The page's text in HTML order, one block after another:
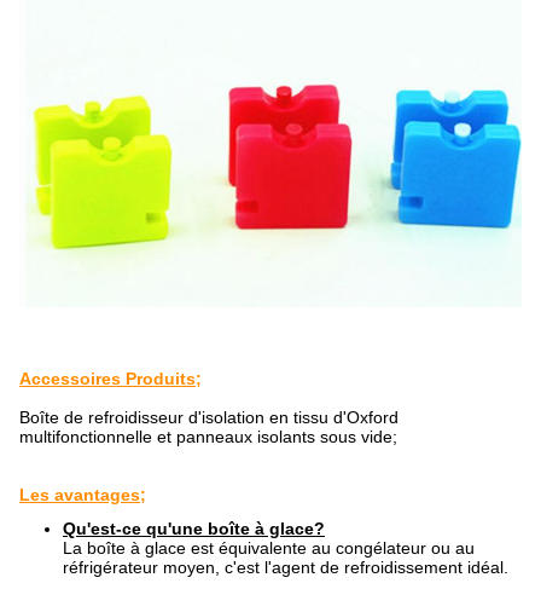
Accessoires Produits;
Boîte de refroidisseur d'isolation en tissu d'Oxford
multifonctionnelle et panneaux isolants sous vide;
Les avantages;
Qu'est-ce qu'une boîte à glace?
La boîte à glace est équivalente au congélateur ou au
réfrigérateur moyen, c'est l'agent de refroidissement idéal.